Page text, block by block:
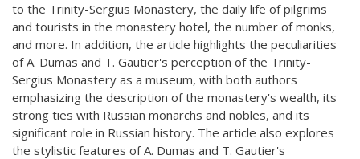
to the Trinity-Sergius Monastery, the daily life of pilgrims
and tourists in the monastery hotel, the number of monks,
and more. In addition, the article highlights the peculiarities
of A. Dumas and T. Gautier's perception of the Trinity-
Sergius Monastery as a museum, with both authors
emphasizing the description of the monastery's wealth, its
strong ties with Russian monarchs and nobles, and its
significant role in Russian history. The article also explores
the stylistic features of A. Dumas and T. Gautier's